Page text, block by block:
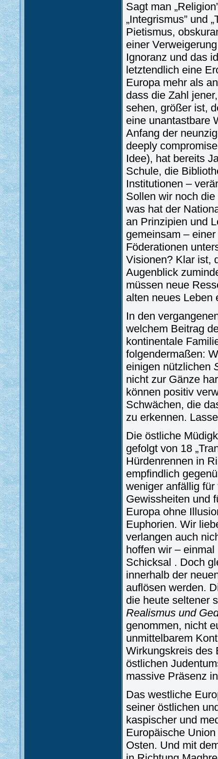
Sagt man
„Integrismus” und
Pietismus,
einer
Ignoranz und das
letztendlich eine
Europa mehr als
dass die Zahl
sehen, größer ist,
eine unantastbare
Anfang der
deeply
Idee), hat bereits
Schule, die
Institutionen –
Sollen wir noch die
was hat der
an Prinzipien und
gemeinsam –
Föderationen
Visionen? Klar ist,
Augenblick
müssen neue
alten neues Leben
In den
welchem Beitrag
kontinentale
folgendermaßen:
einigen nützlichen
nicht zur Gänze
können positiv
Schwächen, die
zu erkennen.
Die östliche
gefolgt von 18
Hürdenrennen in
empfindlich
weniger anfällig
Gewissheiten und
Europa ohne
Euphorien. Wir
verlangen auch
hoffen wir –
Schicksal . Doch
innerhalb der
auflösen werden.
die heute seltener
Realismus und
genommen, nicht
unmittelbarem
Wirkungskreis des
östlichen
massive Präsenz
Das westliche
seiner östlichen
kaspischer und
Europäische
Osten. Und mit